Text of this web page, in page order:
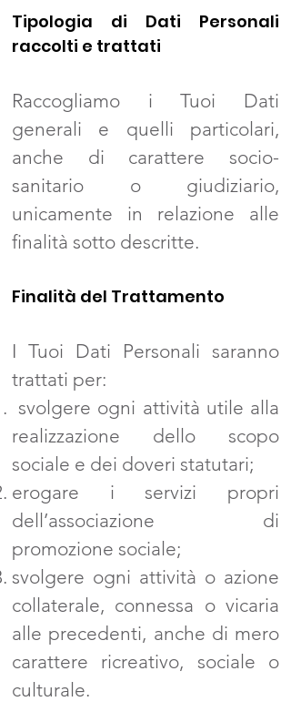
Tipologia di Dati Personali
raccolti e trattati
Raccogliamo i Tuoi Dati
generali e quelli particolari,
anche di carattere socio-
sanitario o giudiziario,
unicamente in relazione alle
finalità sotto descritte.
Finalità del Trattamento
I Tuoi Dati Personali saranno
trattati per:
svolgere ogni attività utile alla
realizzazione dello scopo
sociale e dei doveri statutari;
erogare i servizi propri
dell’associazione di
promozione sociale;
svolgere ogni attività o azione
collaterale, connessa o vicaria
alle precedenti, anche di mero
carattere ricreativo, sociale o
culturale.